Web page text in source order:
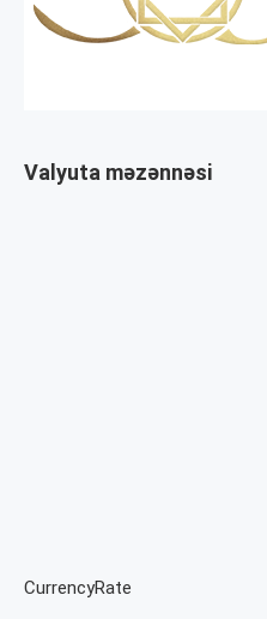
Valyuta məzənnəsi
CurrencyRate